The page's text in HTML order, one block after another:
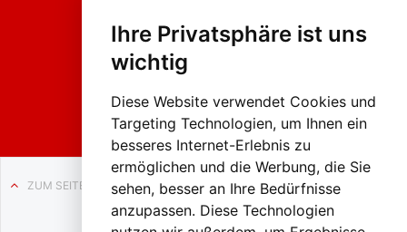
Ihre Privatsphäre ist uns
wichtig
Diese Website verwendet Cookies und
Targeting Technologien, um Ihnen ein
besseres Internet-Erlebnis zu
ermöglichen und die Werbung, die Sie
sehen, besser an Ihre Bedürfnisse
anzupassen. Diese Technologien
sumzug
Liezen
ZUM SEITENANFANG
Auf BLO24.at werben?